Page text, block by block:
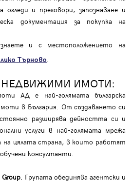
и преговори, запознаване и
документация за покупка на
и с местоположението на
Търново
НЕДВИЖИМИ ИМОТИ:
АД е най-голямата българска
в България. От създаването си
разширява дейността си и
услуги в най-голямата мрежа
цялата страна, в които работят
консултанти.
Group . Групата обединява агентски и